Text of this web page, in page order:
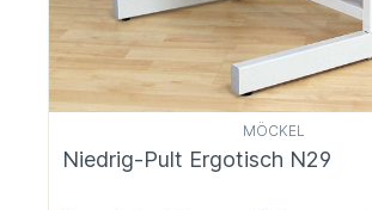
MÖCKEL
Niedrig-Pult Ergotisch N29